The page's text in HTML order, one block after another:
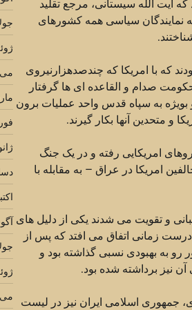
الله سیستانی، مرجع تقلید
نمایندگان سیاسی همه کشورهای
که با امریکا که چندصدهزارنیروی
صدام و القاعده ای ها گرفتار
به سپاه قدس واحد عملیات برون
و متحدین آنها بکار گیرند.
امریکایی رفته و در یک جنگ
امریکا در عراق – به مقابله با
و تقویت می شدند یکی از دلیل های
زمانی اتفاق می افتد که پس از
به بهبودی نسبی گذاشته بود و
نیز برداشته شده بود.
جمهوری اسلامی ایران نیز در لیست
ژوئن
می 2021
اکتبر
ژوئن
می 2020